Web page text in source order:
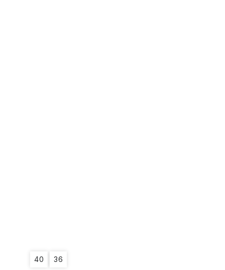
40 36